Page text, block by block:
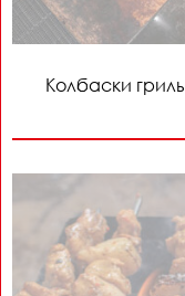
Колбаски гриль